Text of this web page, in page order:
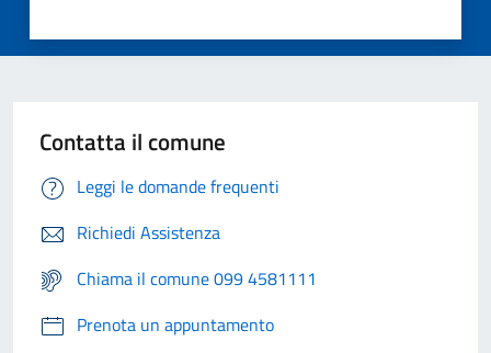
Contatta il comune
Leggi le domande frequenti
Richiedi Assistenza
Chiama il comune 099 4581111
Prenota un appuntamento